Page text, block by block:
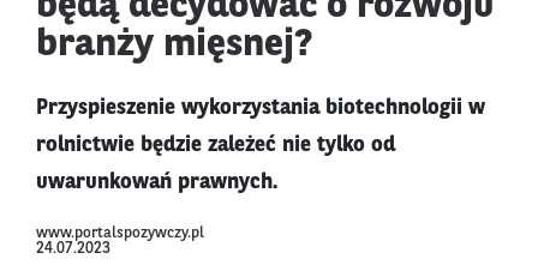
branży mięsnej?
Przyspieszenie wykorzystania biotechnologii w
rolnictwie będzie zależeć nie tylko od
uwarunkowań prawnych.
www.portalspozywczy.pl
24.07.2023